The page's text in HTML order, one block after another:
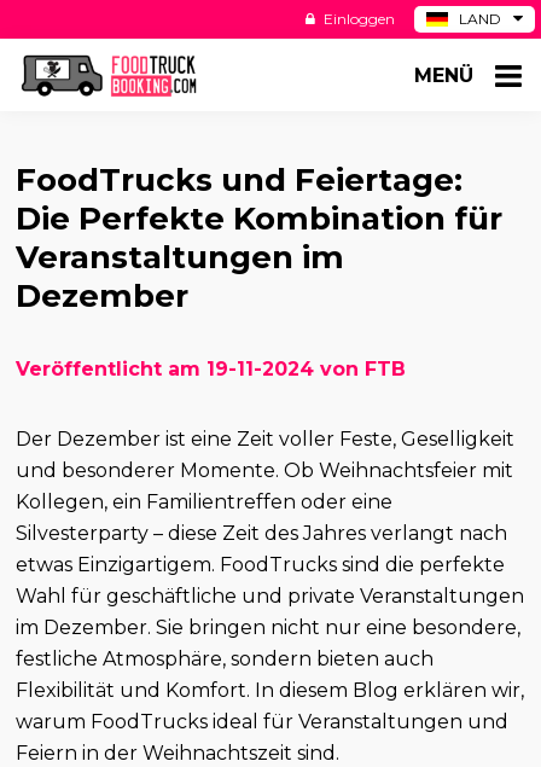
LAND
ES
Einloggen
MENÜ
FoodTrucks und Feiertage:
Die Perfekte Kombination für
Veranstaltungen im
Dezember
Veröffentlicht am 19-11-2024 von FTB
Der Dezember ist eine Zeit voller Feste, Geselligkeit
und besonderer Momente. Ob Weihnachtsfeier mit
Kollegen, ein Familientreffen oder eine
Silvesterparty – diese Zeit des Jahres verlangt nach
etwas Einzigartigem. FoodTrucks sind die perfekte
Wahl für geschäftliche und private Veranstaltungen
im Dezember. Sie bringen nicht nur eine besondere,
festliche Atmosphäre, sondern bieten auch
Flexibilität und Komfort. In diesem Blog erklären wir,
warum FoodTrucks ideal für Veranstaltungen und
Feiern in der Weihnachtszeit sind.